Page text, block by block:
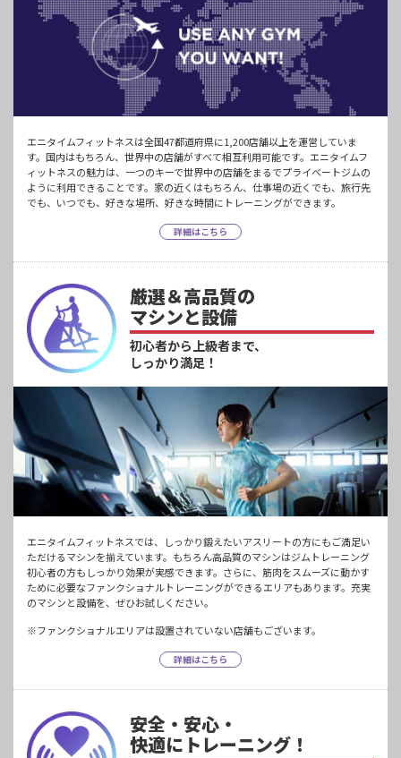
エニタイムフィットネスは全国47都道府県に1,200店舗以上を運営していま
す。国内はもちろん、世界中の店舗がすべて相互利用可能です。エニタイムフ
ィットネスの魅力は、一つのキーで世界中の店舗をまるでプライベートジムの
ように利用できることです。家の近くはもちろん、仕事場の近くでも、旅行先
でも、いつでも、好きな場所、好きな時間にトレーニングができます。
詳細はこちら
厳選＆高品質の
マシンと設備
初心者から上級者まで、
しっかり満足！
エニタイムフィットネスでは、しっかり鍛えたいアスリートの方にもご満足い
ただけるマシンを揃えています。もちろん高品質のマシンはジムトレーニング
初心者の方もしっかり効果が実感できます。さらに、筋肉をスムーズに動かす
ために必要なファンクショナルトレーニングができるエリアもあります。充実
のマシンと設備を、ぜひお試しください。
※ファンクショナルエリアは設置されていない店舗もございます。
詳細はこちら
安全・安心・
快適にトレーニング！